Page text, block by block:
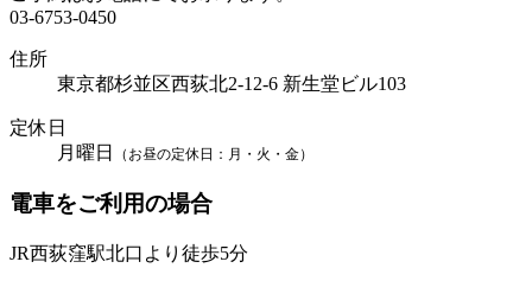
03-6753-0450
住所
東京都杉並区西荻北2-12-6 新生堂ビル103
定休日
月曜日
（お昼の定休日：月・火・金）
電車をご利用の場合
JR西荻窪駅北口より徒歩5分